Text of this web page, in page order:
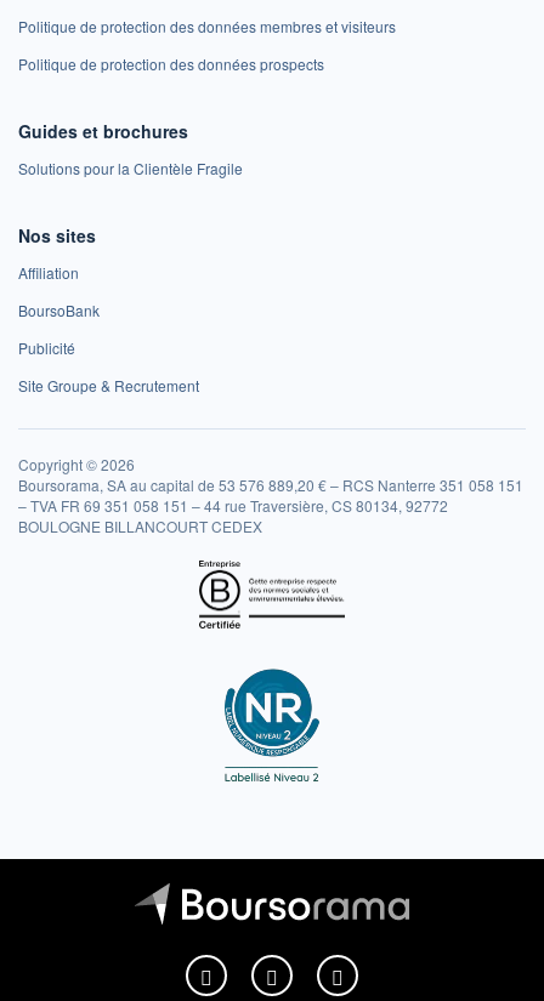
Politique de protection des données membres et visiteurs
Politique de protection des données prospects
Guides et brochures
Solutions pour la Clientèle Fragile
Nos sites
Affiliation
BoursoBank
Publicité
Site Groupe & Recrutement
Copyright © 2026
Boursorama, SA au capital de 53 576 889,20 € – RCS Nanterre 351 058 151
– TVA FR 69 351 058 151 – 44 rue Traversière, CS 80134, 92772
BOULOGNE BILLANCOURT CEDEX
Boursorama sur Facebook
Boursorama sur XBoursorama sur